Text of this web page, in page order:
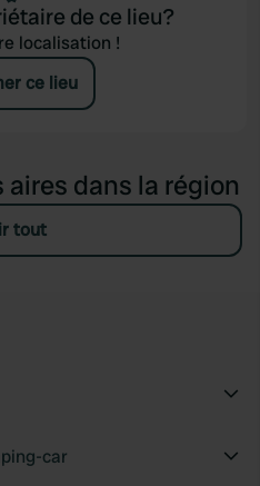
de ce lieu?
localisation !
ce lieu
dans la région
tout
car